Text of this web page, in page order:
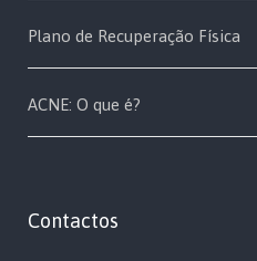
Plano de Recuperação Física
ACNE: O que é?
Contactos